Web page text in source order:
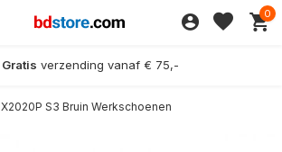
0
Gratis verzending vanaf € 75,-
X2020P S3 Bruin Werkschoenen